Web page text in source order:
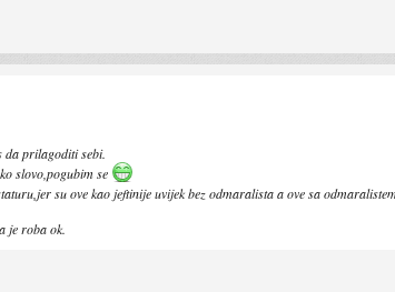
da prilagoditi sebi.
slovo,pogubim se
su ove kao jeftinije uvijek bez odmaralista a ove sa
je roba ok.